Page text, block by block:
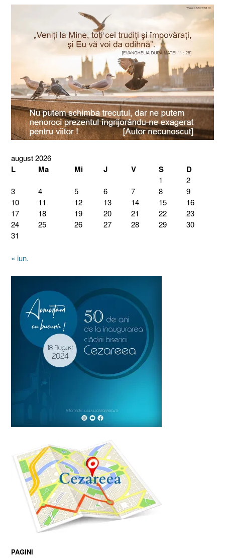
august 2026
L Ma Mi J V S D
1
2
3
4 5 6 7 8
9
10
11 12 13 14 15
16
17
18 19 20 21 22
23
24
25 26 27 28 29
30
31
« iun.
PAGINI